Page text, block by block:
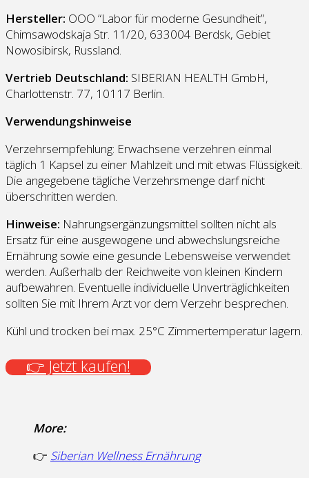
Hersteller: OOO “Labor für moderne Gesundheit”,
Chimsawodskaja Str. 11/20, 633004 Berdsk, Gebiet
Nowosibirsk, Russland.
Vertrieb Deutschland: SIBERIAN HEALTH GmbH,
Charlottenstr. 77, 10117 Berlin.
Verwendungshinweise
Verzehrsempfehlung: Erwachsene verzehren einmal
täglich 1 Kapsel zu einer Mahlzeit und mit etwas Flüssigkeit.
Die angegebene tägliche Verzehrsmenge darf nicht
überschritten werden.
Hinweise: Nahrungsergänzungsmittel sollten nicht als
Ersatz für eine ausgewogene und abwechslungsreiche
Ernährung sowie eine gesunde Lebensweise verwendet
werden. Außerhalb der Reichweite von kleinen Kindern
aufbewahren. Eventuelle individuelle Unverträglichkeiten
sollten Sie mit Ihrem Arzt vor dem Verzehr besprechen.
Kühl und trocken bei max. 25°C Zimmertemperatur lagern.
👉 Jetzt kaufen!
More:
👉 Siberian Wellness Ernährung